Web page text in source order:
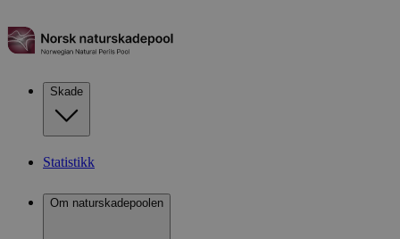
Skade
Statistikk
Om naturskadepoolen